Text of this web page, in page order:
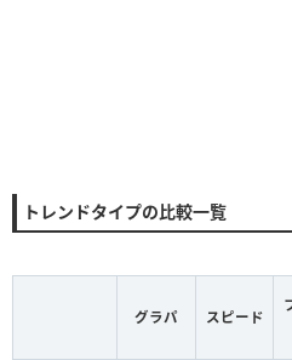
トレンドタイプの比較一覧
グラパ スピード